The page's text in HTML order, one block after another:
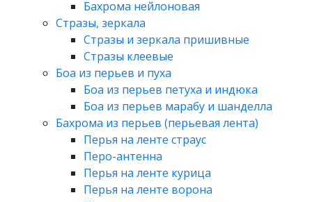
Бахрома нейлоновая
Стразы, зеркала
Стразы и зеркала пришивные
Стразы клеевые
Боа из перьев и пуха
Боа из перьев петуха и индюка
Боа из перьев марабу и шанделла
Бахрома из перьев (перьевая лента)
Перья на ленте страус
Перо-антенна
Перья на ленте курица
Перья на ленте ворона